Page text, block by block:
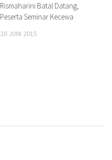
Rismaharini Batal Datang,
Peserta Seminar Kecewa
20 JUNI 2015